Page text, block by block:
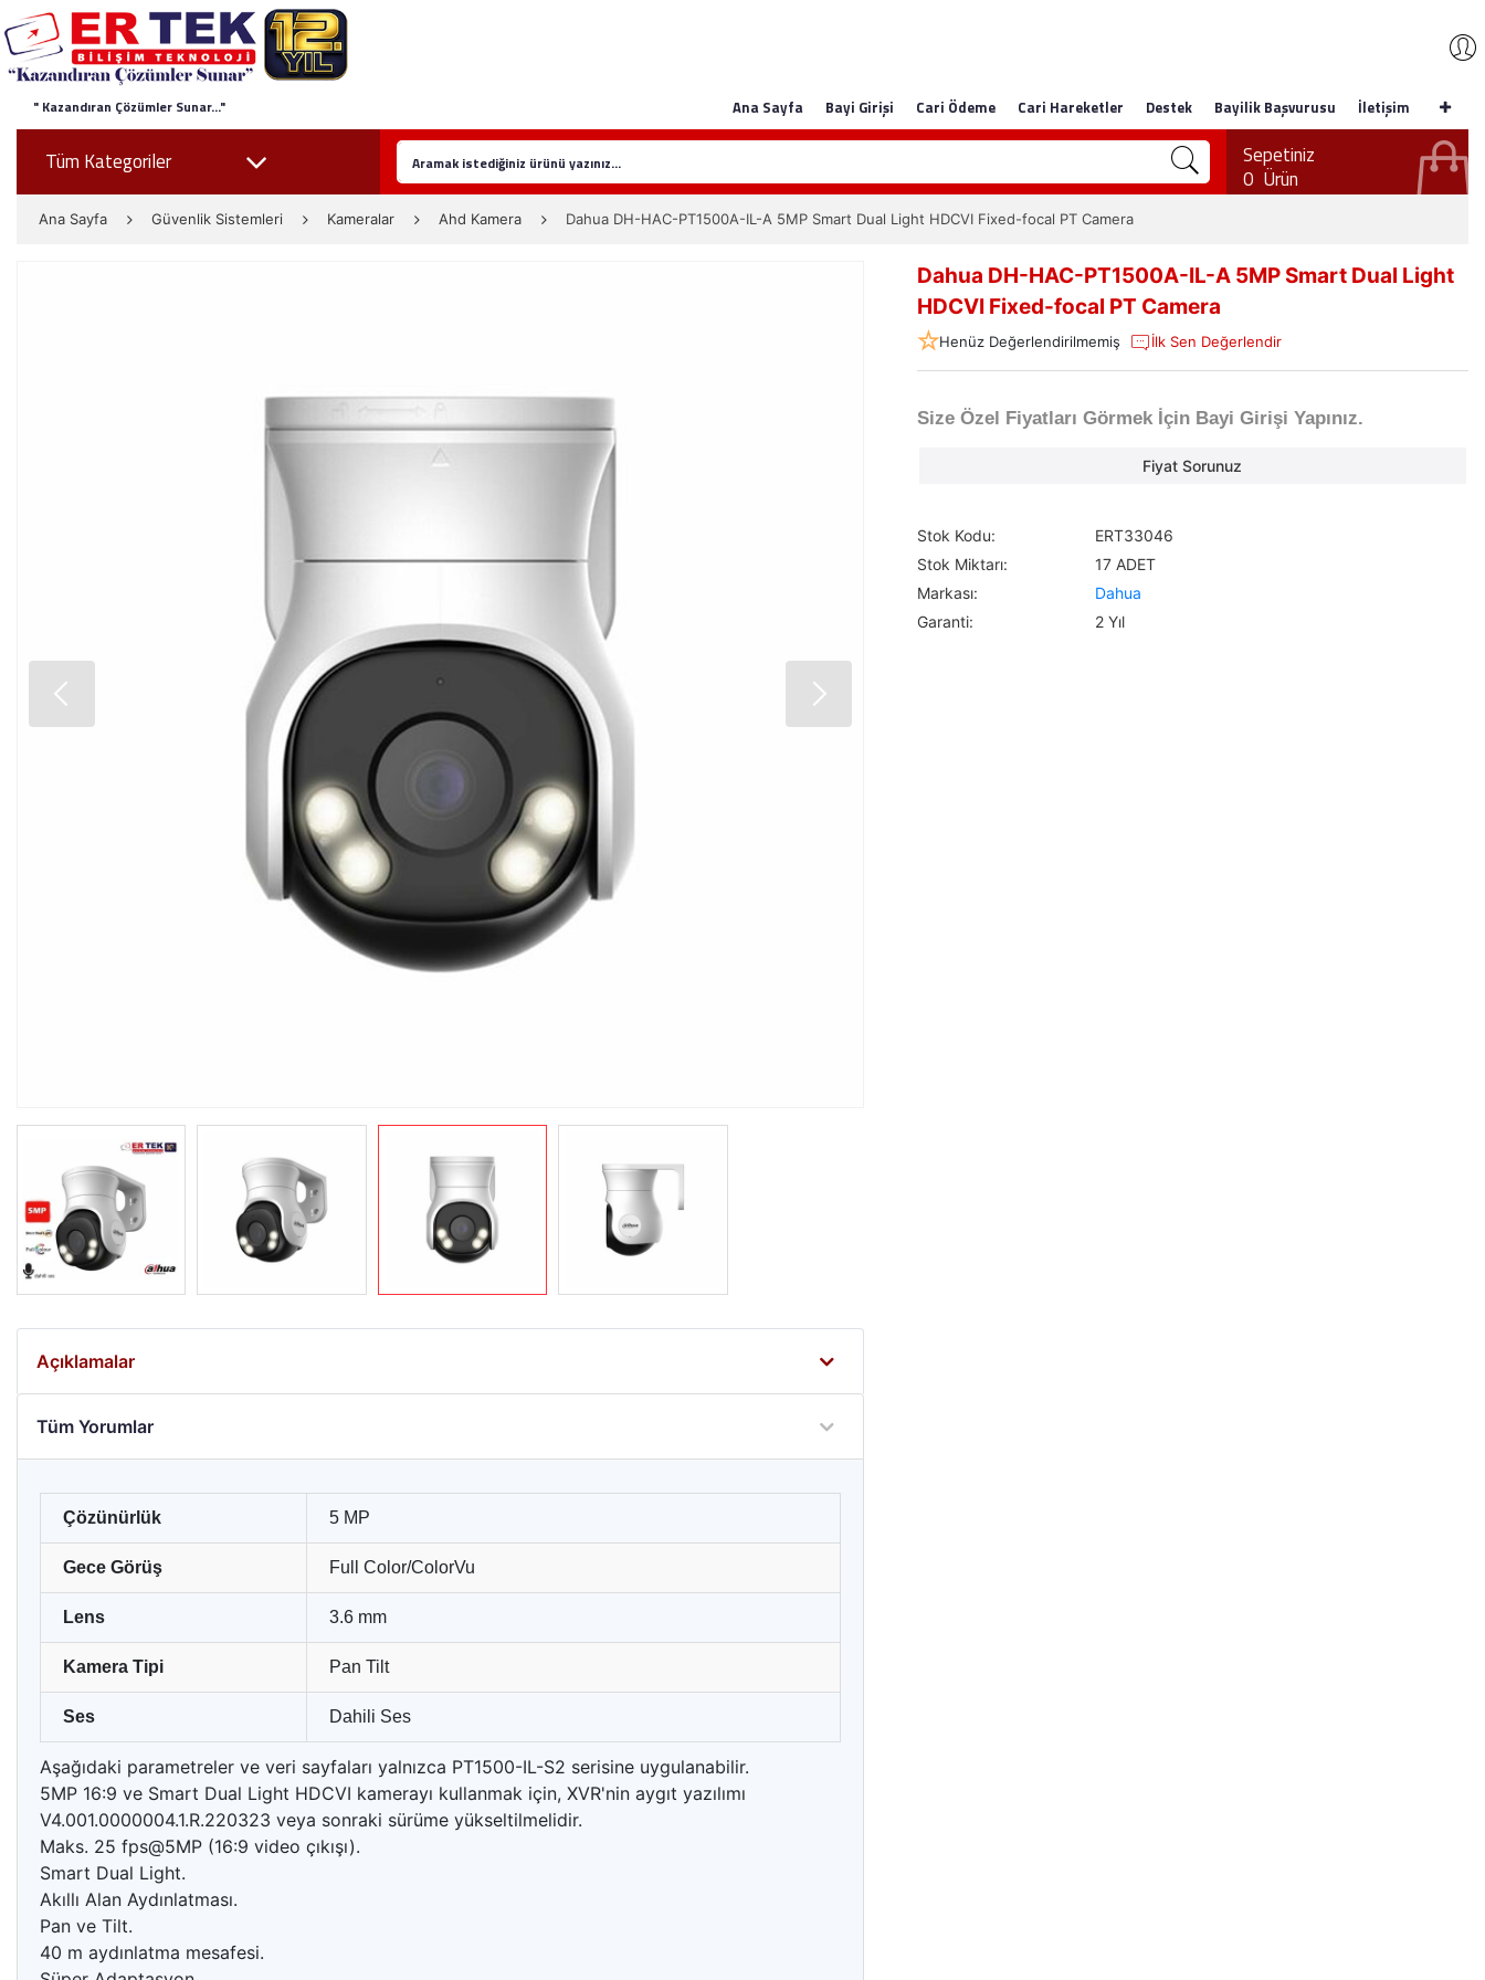
" Kazandıran Çözümler Sunar..." Ana Sayfa Bayi Girişi Cari Ödeme Cari Hareketler Destek Bayilik Başvurusu İletişim
Tüm Kategoriler
Sepetiniz
0 Ürün
Ana Sayfa Güvenlik Sistemleri Kameralar Ahd Kamera Dahua DH-HAC-PT1500A-IL-A 5MP Smart Dual Light HDCVI Fixed-focal PT Camera
Açıklamalar
Tüm Yorumlar
Çözünürlük 5 MP
Gece Görüş Full Color/ColorVu
Lens 3.6 mm
Kamera Tipi Pan Tilt
Ses Dahili Ses
Aşağıdaki parametreler ve veri sayfaları yalnızca PT1500-IL-S2 serisine uygulanabilir.
5MP 16:9 ve Smart Dual Light HDCVI kamerayı kullanmak için, XVR'nin aygıt yazılımı
V4.001.0000004.1.R.220323 veya sonraki sürüme yükseltilmelidir.
Maks. 25 fps@5MP (16:9 video çıkışı).
Smart Dual Light.
Akıllı Alan Aydınlatması.
Pan ve Tilt.
40 m aydınlatma mesafesi.
Dahua DH-HAC-PT1500A-IL-A 5MP Smart Dual Light
HDCVI Fixed-focal PT Camera
Henüz Değerlendirilmemiş İlk Sen Değerlendir
Size Özel Fiyatları Görmek İçin Bayi Girişi Yapınız.
Fiyat Sorunuz
Stok Kodu:
ERT33046
Stok Miktarı:
17 ADET
Markası:
Dahua
Garanti:
2 Yıl